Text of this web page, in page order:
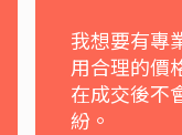
我想要有專
用合理的價
在成交後不
紛。